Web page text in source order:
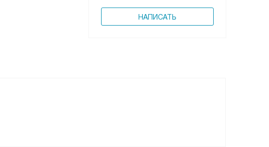
НАПИСАТЬ